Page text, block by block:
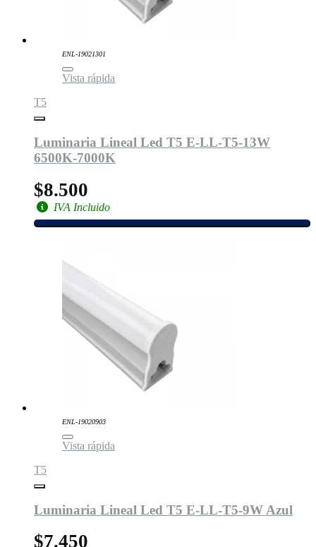
ENL-19021301
Vista rápida
T5
Luminaria Lineal Led T5 E-LL-T5-13W
6500K-7000K
$8.500
IVA Incluido
ENL-19020903
Vista rápida
T5
Luminaria Lineal Led T5 E-LL-T5-9W Azul
$7.450